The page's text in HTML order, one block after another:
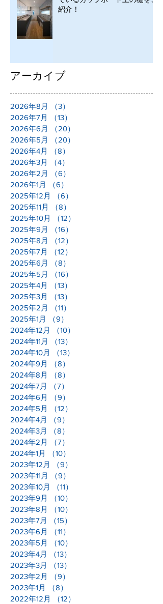
紹介！
アーカイブ
2026年8月 （3）
2026年7月
（13）
2026年6月
（20）
2026年5月
（20）
2026年4月
（8）
2026年3月
（4）
2026年2月
（6）
2026年1月
（6）
2025年12月
（6）
2025年11月
（8）
2025年10月
（12）
2025年9月
（16）
2025年8月
（12）
2025年7月
（12）
2025年6月
（8）
2025年5月
（16）
2025年4月
（13）
2025年3月
（13）
2025年2月
（11）
2025年1月
（9）
2024年12月
（10）
2024年11月
（13）
2024年10月
（13）
2024年9月
（8）
2024年8月
（8）
2024年7月
（7）
2024年6月
（9）
2024年5月
（12）
2024年4月
（9）
2024年3月
（8）
2024年2月
（7）
2024年1月
（10）
2023年12月
（9）
2023年11月
（9）
2023年10月
（11）
2023年9月
（10）
2023年8月
（10）
2023年7月
（15）
2023年6月
（11）
2023年5月
（10）
2023年4月
（13）
2023年3月
（13）
2023年2月
（9）
2023年1月
（8）
2022年12月
（12）